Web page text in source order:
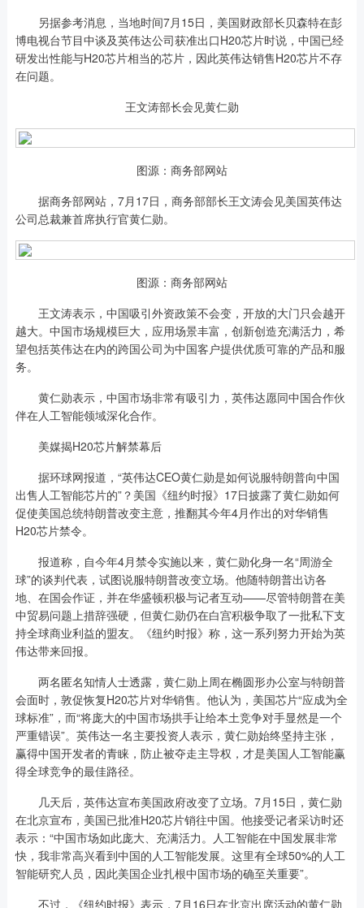
另据参考消息，当地时间7月15日，美国财政部长贝森特在彭
博电视台节目中谈及英伟达公司获准出口H20芯片时说，中国已经
研发出性能与H20芯片相当的芯片，因此英伟达销售H20芯片不存
在问题。
王文涛部长会见黄仁勋
图源：商务部网站
据商务部网站，7月17日，商务部部长王文涛会见美国英伟达
公司总裁兼首席执行官黄仁勋。
图源：商务部网站
王文涛表示，中国吸引外资政策不会变，开放的大门只会越开
越大。中国市场规模巨大，应用场景丰富，创新创造充满活力，希
望包括英伟达在内的跨国公司为中国客户提供优质可靠的产品和服
务。
黄仁勋表示，中国市场非常有吸引力，英伟达愿同中国合作伙
伴在人工智能领域深化合作。
美媒揭H20芯片解禁幕后
据环球网报道，“英伟达CEO黄仁勋是如何说服特朗普向中国
出售人工智能芯片的”？美国《纽约时报》17日披露了黄仁勋如何
促使美国总统特朗普改变主意，推翻其今年4月作出的对华销售
H20芯片禁令。
报道称，自今年4月禁令实施以来，黄仁勋化身一名“周游全
球”的谈判代表，试图说服特朗普改变立场。他随特朗普出访各
地、在国会作证，并在华盛顿积极与记者互动——尽管特朗普在美
中贸易问题上措辞强硬，但黄仁勋仍在白宫积极争取了一批私下支
持全球商业利益的盟友。《纽约时报》称，这一系列努力开始为英
伟达带来回报。
两名匿名知情人士透露，黄仁勋上周在椭圆形办公室与特朗普
会面时，敦促恢复H20芯片对华销售。他认为，美国芯片“应成为全
球标准”，而“将庞大的中国市场拱手让给本土竞争对手显然是一个
严重错误”。英伟达一名主要投资人表示，黄仁勋始终坚持主张，
赢得中国开发者的青睐，防止被夺走主导权，才是美国人工智能赢
得全球竞争的最佳路径。
几天后，英伟达宣布美国政府改变了立场。7月15日，黄仁勋
在北京宣布，美国已批准H20芯片销往中国。他接受记者采访时还
表示：“中国市场如此庞大、充满活力。人工智能在中国发展非常
快，我非常高兴看到中国的人工智能发展。这里有全球50%的人工
智能研究人员，因此美国企业扎根中国市场的确至关重要”。
不过，《纽约时报》表示，7月16日在北京出席活动的黄仁勋